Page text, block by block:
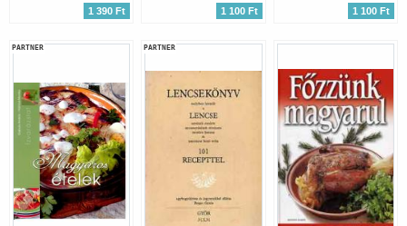
1 390 Ft 1 100 Ft 1 100 Ft
PARTNER PARTNER